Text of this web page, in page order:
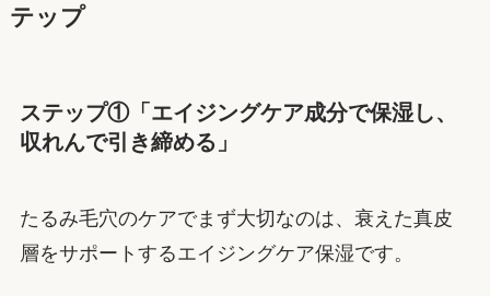
テップ
ステップ①「エイジングケア成分で保湿し、
収れんで引き締める」
たるみ毛穴のケアでまず大切なのは、衰えた真皮
層をサポートするエイジングケア保湿です。